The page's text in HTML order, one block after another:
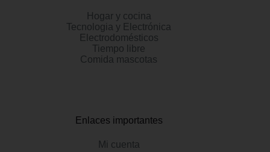
Hogar y cocina
Tecnologia y Electrónica
Electrodomésticos
Tiempo libre
Comida mascotas
Enlaces importantes
Mi cuenta